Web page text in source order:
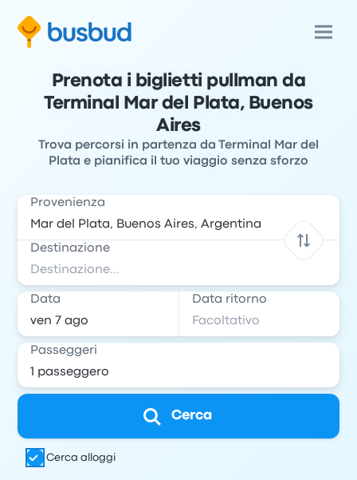
Prenota i biglietti pullman da
Terminal Mar del Plata, Buenos
Aires
Trova percorsi in partenza da Terminal Mar del
Plata e pianifica il tuo viaggio senza sforzo
Provenienza
Destinazione
Data Data ritorno
Passeggeri
Cerca
Cerca alloggi